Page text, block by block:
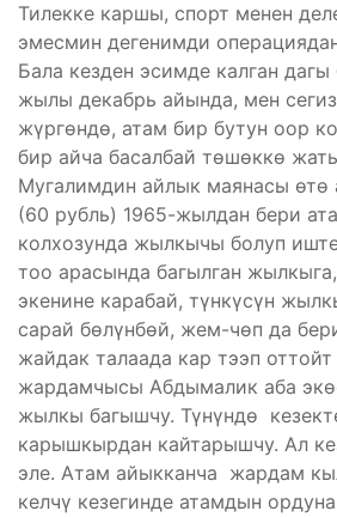
Тилекке каршы, спорт менен
эмесмин дегенимди
Бала кезден эсимде калган
жылы декабрь айында, мен
жүргөндө, атам бир бутун оор
бир айча басалбай төшөккө
Мугалимдин айлык маянасы өтө
(60 рубль) 1965-жылдан бери
колхозунда жылкычы болуп
тоо арасында багылган
экенине карабай, түнкүсүн
сарай бөлүнбөй, жем-чөп да
жайдак талаада кар тээп
жардамчысы Абдымалик аба
жылкы багышчу. Түнүндө
карышкырдан кайтарышчу. Ал
эле. Атам айыкканча жардам
келчү кезегинде атамдын